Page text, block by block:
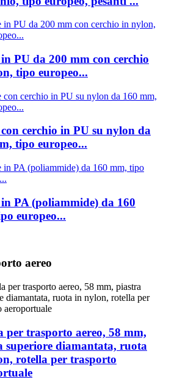
PU da 200 mm con cerchio
tipo europeo...
cerchio in PU su nylon da
tipo europeo...
PA (poliammide) da 160
europeo...
aereo
per trasporto aereo, 58 mm,
superiore diamantata, ruota
rotella per trasporto